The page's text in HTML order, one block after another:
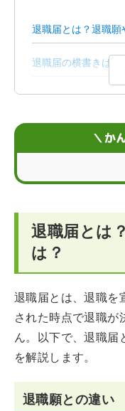
退職届とは？退職願
退職届の横書きはだ
退職届を書くときに
＼か
退職届とは
は？
退職届とは、退職を
された時点で退職が
ん。以下で、退職届
を解説します。
退職願との違い